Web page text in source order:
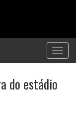
do estádio